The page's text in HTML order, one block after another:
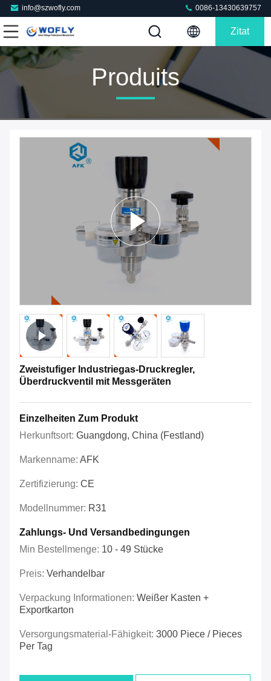
info@szwofly.com 0086-13430639757
Zitat
Produits
Zweistufiger Industriegas-Druckregler,
Überdruckventil mit Messgeräten
Einzelheiten Zum Produkt
Herkunftsort: Guangdong, China (Festland)
Markenname: AFK
Zertifizierung: CE
Modellnummer: R31
Zahlungs- Und Versandbedingungen
Min Bestellmenge: 10 - 49 Stücke
Preis: Verhandelbar
Verpackung Informationen: Weißer Kasten +
Exportkarton
Versorgungsmaterial-Fähigkeit: 3000 Piece / Pieces
Per Tag